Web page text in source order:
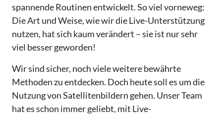
spannende Routinen entwickelt. So viel vorneweg:
Die Art und Weise, wie wir die Live-Unterstützung
nutzen, hat sich kaum verändert – sie ist nur sehr
viel besser geworden!
Wir sind sicher, noch viele weitere bewährte
Methoden zu entdecken. Doch heute soll es um die
Nutzung von Satellitenbildern gehen. Unser Team
hat es schon immer geliebt, mit Live-